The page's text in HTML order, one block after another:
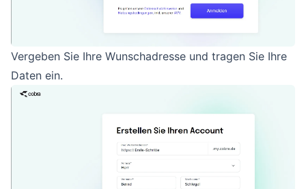
Vergeben Sie Ihre Wunschadresse und tragen Sie Ihre
Daten ein.